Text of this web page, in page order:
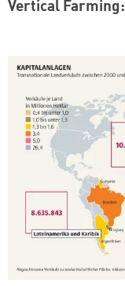
Vertical